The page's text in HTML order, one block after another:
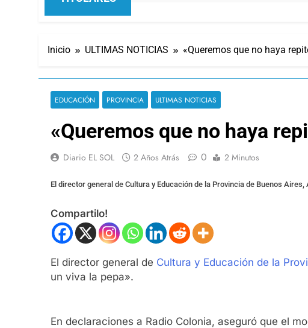
Inicio ULTIMAS NOTICIAS «Queremos que no haya
EDUCACIÓN PROVINCIA ULTIMAS NOTICIAS
«Queremos que no haya
Diario EL SOL 2 Años Atrás 0 2 Minutos
El director general de Cultura y Educación de la Provincia de Buenos Aires,
Compartilo!
El director general de Cultura y Educación de la
un viva la pepa».
En declaraciones a Radio Colonia, aseguró que el